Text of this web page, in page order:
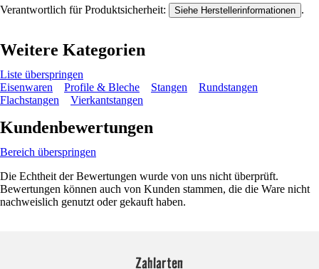
Verantwortlich für Produktsicherheit: Siehe Herstellerinformationen .
Weitere Kategorien
Liste überspringen
Eisenwaren
Profile & Bleche Stangen
Rundstangen
Flachstangen
Vierkantstangen
Kundenbewertungen
Bereich überspringen
Die Echtheit der Bewertungen wurde von uns nicht überprüft.
Bewertungen können auch von Kunden stammen, die die Ware nicht
nachweislich genutzt oder gekauft haben.
Zahlarten